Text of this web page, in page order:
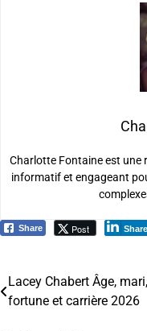
Charlotte Fontaine est une
informatif et engageant
Share Post Share
Navigation
Lacey Chabert Âge, mari,
fortune et carrière 2026